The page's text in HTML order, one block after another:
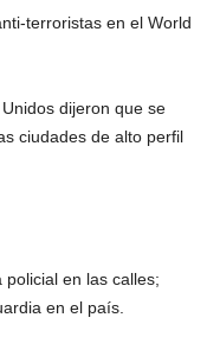
terroristas en el World
dijeron que se
ciudades de alto perfil
en las calles;
en el país.